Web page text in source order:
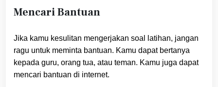
Mencari Bantuan
Jika kamu kesulitan mengerjakan soal latihan, jangan
ragu untuk meminta bantuan. Kamu dapat bertanya
kepada guru, orang tua, atau teman. Kamu juga dapat
mencari bantuan di internet.